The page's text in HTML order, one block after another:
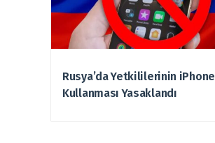
Rusya’da Yetkililerinin iPhone
Kullanması Yasaklandı